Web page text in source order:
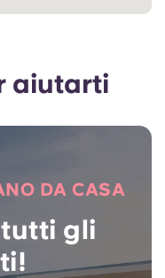
aiutarti
DA CASA
gli